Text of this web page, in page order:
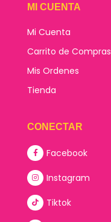
MI CUENTA
Mi Cuenta
Carrito de Compras
Mis Ordenes
Tienda
CONECTAR
Facebook
Instagram
Tiktok